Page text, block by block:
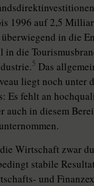
1996 auf 2,5
in die
in die
5 Das
liegt noch unter
Es fehlt an
auch in diesem
Wirtschaft zwar
stabile
und